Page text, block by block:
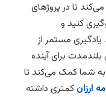
تا در پروژهای
کنید و
مستمر از
برای آینده
شما کمک می‌کند تا
ارزان کمتری داشته